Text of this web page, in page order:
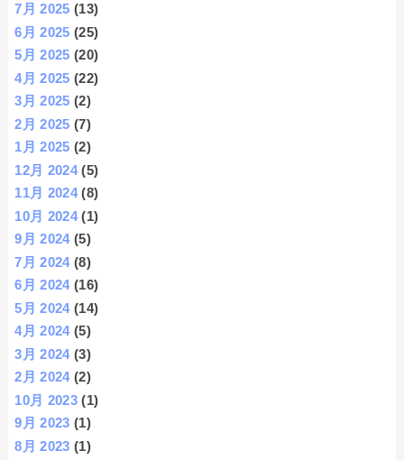
7月 2025 (13)
6月 2025 (25)
5月 2025 (20)
4月 2025 (22)
3月 2025 (2)
2月 2025 (7)
1月 2025 (2)
12月 2024(5)
11月 2024(8)
10月 2024(1)
9月 2024(5)
7月 2024(8)
6月 2024(16)
5月 2024(14)
4月 2024(5)
3月 2024(3)
2月 2024(2)
10月 2023 (1)
9月 2023 (1)
8月 2023 (1)